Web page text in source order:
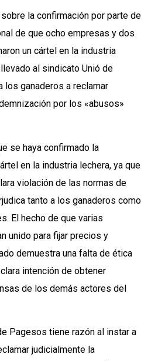
la confirmación por parte de
de que ocho empresas y dos
un cártel en la industria
llevado al sindicato Unió de
los ganaderos a reclamar
por los «abusos»
se haya confirmado la
en la industria lechera, ya que
violación de las normas de
tanto a los ganaderos como
El hecho de que varias
unido para fijar precios y
demuestra una falta de ética
intención de obtener
de los demás actores del
Pagesos tiene razón al instar a
judicialmente la